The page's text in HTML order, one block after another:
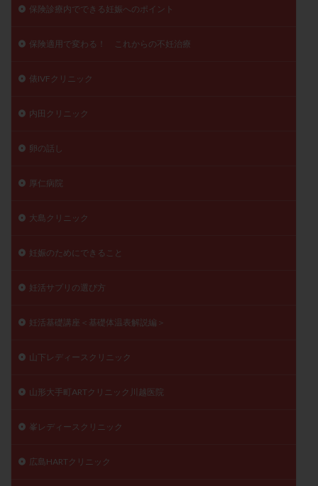
保険診療内でできる妊娠へのポイント
保険適用で変わる！ これからの不妊治療
俵IVFクリニック
内田クリニック
卵の話し
厚仁病院
大島クリニック
妊娠のためにできること
妊活サプリの選び方
妊活基礎講座＜基礎体温表解説編＞
山下レディースクリニック
山形大手町ARTクリニック川越医院
峯レディースクリニック
広島HARTクリニック